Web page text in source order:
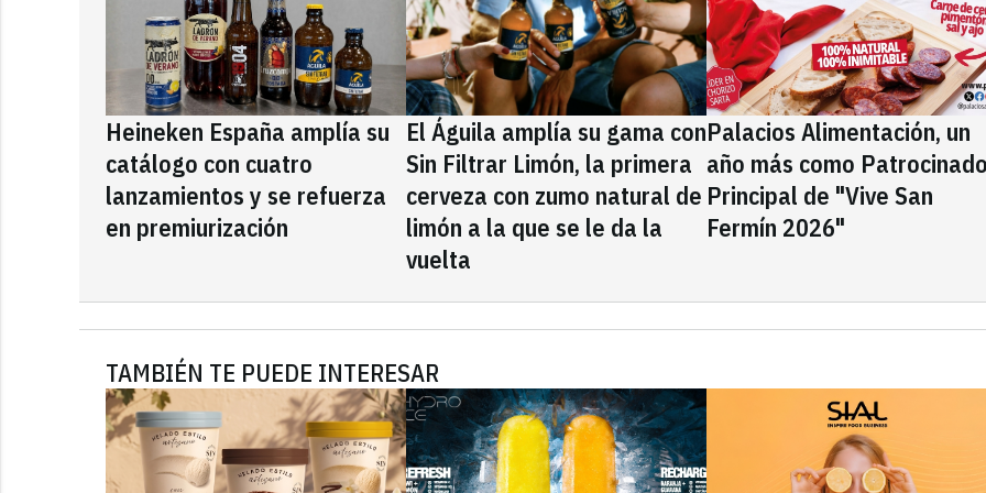
Heineken España amplía su
catálogo con cuatro
lanzamientos y se refuerza
en premiurización
El Águila amplía su gama con
Sin Filtrar Limón, la primera
cerveza con zumo natural de
limón a la que se le da la
vuelta
Palacios Alimentación, un
año más como
Principal de "Vive San
Fermín 2026"
TAMBIÉN TE PUEDE INTERESAR